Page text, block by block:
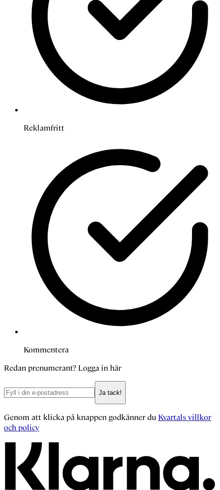
Reklamfritt
Kommentera
Redan prenumerant? Logga in här
Ja tack!
Genom att klicka på knappen godkänner du Kvartals villkor
och policy